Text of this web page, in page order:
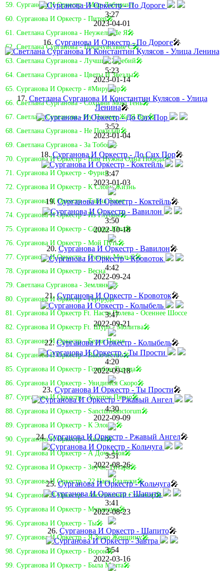
59. Сурганова И Оркестр - Мир-Лабиринт
60. Сурганова И Оркестр - Питер🎤
61. Светлана Сурганова - Неужели Не Я🎤
62. Светлана Сурганова - Предчувствие C🎤
63. Светлана Сурганова - Лучший Жребий🎤
64. Светлана Сурганова - Цветы И Звезды🎤
65. Сурганова И Оркестр - #Мирумир🎤
66. Светлана Сурганова - Сохрани Мою Тень🎤
67. Светлана Сурганова - Ну Почему Же Я Вру🎤
68. Светлана Сурганова - Не Покидай🎤
69. Светлана Сурганова - За Тобой🎤
70. Сурганова И Оркестр - Нам Нужна Одна Победа🎤
71. Сурганова И Оркестр - Фурия
72. Сурганова И Оркестр - К Слову Жизнь
73. Сурганова И Оркестр - Тайна Зовет
74. Сурганова И Оркестр - Из Глубин🎤
75. Сурганова И Оркестр - Сердце Юла🎤
76. Сурганова И Оркестр - Мой Путь🎤
77. Сурганова И Оркестр - Путник Милый🎤
78. Сурганова И Оркестр - Весна
79. Светлана Сурганова - Землянка🎤
80. Сурганова И Оркестр - Гертруда
81. Cурганова И Оркестр Ft. Настя Полева - Осеннее Шоссе
82. Сурганова И Оркестр Ft. Шура - Молитва🎤
83. Сурганова И Оркестр - Белая Песня
84. Сурганова И Оркестр - Высочество🎤
85. Сурганова И Оркестр - Голубые Города🎤
86. Сурганова И Оркестр - Увидимся Скоро🎤
87. Сурганова И Оркестр - Золотое Пятно🎤
88. Сурганова И Оркестр - Sanctumsanctorum🎤
89. Сурганова И Оркестр - К Элоизе🎤
90. Сурганова И Оркестр - Хвала🎤
91. Сурганова И Оркестр - А Дочь Моя🎤
92. Сурганова И Оркестр - Звучи, Гитара🎤
93. Сурганова И Оркестр - 22 Часа Разлуки🎤
94. Сурганова И Оркестр - Абсолютный Сталевар🎤
95. Сурганова И Оркестр - Мураками🎤
96. Сурганова И Оркестр - Ты🎤
97. Сурганова И Оркестр - Я Знаю Женщину🎤
98. Сурганова И Оркестр - Ворон🎤
99. Сурганова И Оркестр - Была Мечта🎤
3:27
2023-04-01
16. Сурганова И Оркестр - По Дороге🎤
5:23
2023-01-14
17. Светлана Сурганова И Константин Кулясов - Улица
Ленина🎤
3:52
2023-01-04
18.Сурганова И Оркестр - До Сих Пор🎤
3:47
2023-01-03
19.Сурганова И Оркестр - Коктейль🎤
3:50
2022-10-18
20. Сурганова И Оркестр - Вавилон🎤
4:42
2022-09-24
21. Сурганова И Оркестр - Кровоток🎤
3:47
2022-09-21
22.Сурганова И Оркестр - Колыбель🎤
4:20
2022-09-18
23. Сурганова И Оркестр - Ты Прости🎤
4:30
2022-09-09
24.Сурганова И Оркестр - Ржавый Ангел🎤
3:51
2022-08-26
25.Сурганова И Оркестр - Кольчуга🎤
3:41
2022-08-23
26. Сурганова И Оркестр - Шапито🎤
3:54
2022-03-16